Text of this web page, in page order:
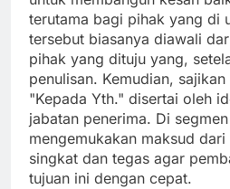
terutama bagi pihak yang di
tersebut biasanya diawali
pihak yang dituju yang,
penulisan. Kemudian,
"Kepada Yth." disertai oleh
jabatan penerima. Di
mengemukakan maksud
singkat dan tegas agar
tujuan ini dengan cepat.